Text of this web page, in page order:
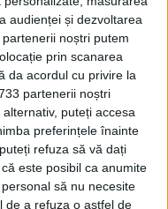
audienței și dezvoltarea
noștri putem
prin scanarea
da acordul cu privire la
partenerii noștri
puteți accesa
preferințele înainte
refuza să vă dați
este posibil ca anumite
să nu necesite
de a refuza o astfel de
atât de vechi
a ADN-ului.